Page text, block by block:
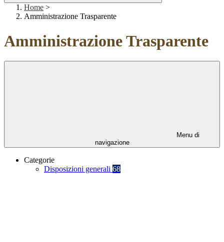
Home >
Amministrazione Trasparente
Amministrazione Trasparente
Menu di
navigazione
Categorie
Disposizioni generali 68